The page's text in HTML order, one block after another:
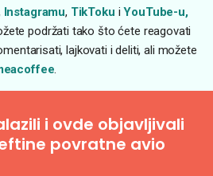
Instagramu, TikToku iYouTube-u,
podržati tako što ćete reagovati
lajkovati i deliti, ali možete
i ovde objavljivali
povratne avio